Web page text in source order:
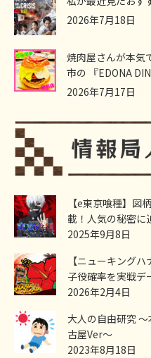
2026年7月18日
焼肉屋さんが本気
市の 『EDONA
2026年7月17日
【e東京喰種】図
載！人気の秘密に
2025年9月8日
【ニューキング
子役確率を実戦デ
2026年2月4日
大人の自由研究
古屋Ver～
2023年8月18日